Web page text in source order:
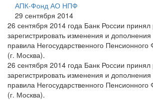
АПК-Фонд АО НПФ
29 сентября 2014
26 сентября 2014 года Банк России
зарегистрировать изменения и
правила Негосударственного
(г. Москва).
26 сентября 2014 года Банк России
зарегистрировать изменения и
правила Негосударственного
(г. Москва).